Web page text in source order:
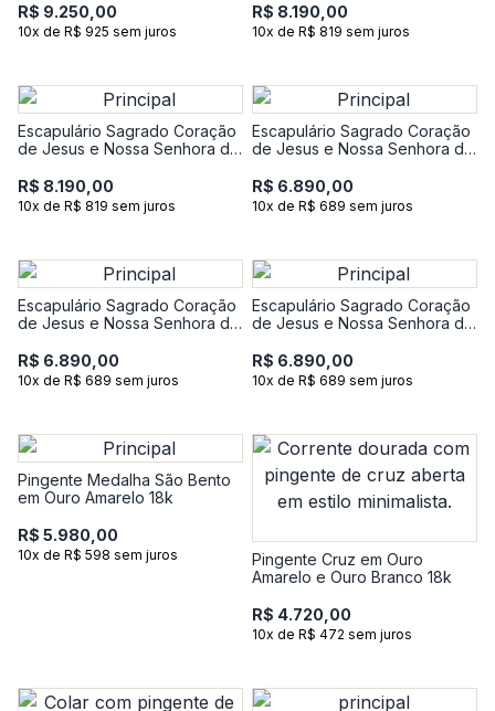
R$ 9.250,00
10x de R$ 925 sem juros
R$ 8.190,00
10x de R$ 819 sem juros
Escapulário Sagrado Coração
de Jesus e Nossa Senhora do
R$ 8.190,00
10x de R$ 819 sem juros
Escapulário Sagrado Coração
de Jesus e Nossa Senhora do
R$ 6.890,00
10x de R$ 689 sem juros
Escapulário Sagrado Coração
de Jesus e Nossa Senhora do
R$ 6.890,00
10x de R$ 689 sem juros
Escapulário Sagrado Coração
de Jesus e Nossa Senhora do
R$ 6.890,00
10x de R$ 689 sem juros
Pingente Medalha São Bento
em Ouro Amarelo 18k
R$ 5.980,00
10x de R$ 598 sem juros
Pingente Cruz em Ouro
Amarelo e Ouro Branco 18k
R$ 4.720,00
10x de R$ 472 sem juros